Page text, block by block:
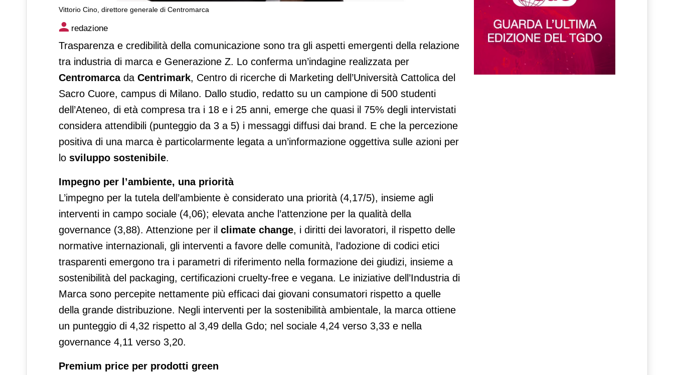
Vittorio Cino, direttore generale di Centromarca
Sostenibilità e trasparenza guidano le scelte della Gen Z
redazione
Trasparenza e credibilità della comunicazione sono tra gli aspetti emergenti della relazione
tra industria di marca e Generazione Z. Lo conferma un’indagine realizzata per
Centromarcada Centrimark, Centro di ricerche di Marketing dell’Università Cattolica del
Sacro Cuore, campus di Milano. Dallo studio, redatto su un campione di 500 studenti
dell’Ateneo, di età compresa tra i 18 e i 25 anni, emerge che quasi il 75% degli intervistati
considera attendibili (punteggio da 3 a 5) i messaggi diffusi dai brand. E che la percezione
positiva di una marca è particolarmente legata a un’informazione oggettiva sulle azioni per
lo sviluppo sostenibile.
Impegno per l’ambiente, una priorità
L’impegno per la tutela dell’ambiente è considerato una priorità (4,17/5), insieme agli
interventi in campo sociale (4,06); elevata anche l’attenzione per la qualità della
governance (3,88). Attenzione per il climate change, i diritti dei lavoratori, il rispetto delle
normative internazionali, gli interventi a favore delle comunità, l’adozione di codici etici
trasparenti emergono tra i parametri di riferimento nella formazione dei giudizi, insieme a
sostenibilità del packaging, certificazioni cruelty-free e vegana. Le iniziative dell’Industria di
Marca sono percepite nettamente più efficaci dai giovani consumatori rispetto a quelle
della grande distribuzione. Negli interventi per la sostenibilità ambientale, la marca ottiene
un punteggio di 4,32 rispetto al 3,49 della Gdo; nel sociale 4,24 verso 3,33 e nella
governance 4,11 verso 3,20.
Premium price per prodotti green